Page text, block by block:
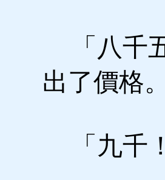
「八千
出了價格。
「九千